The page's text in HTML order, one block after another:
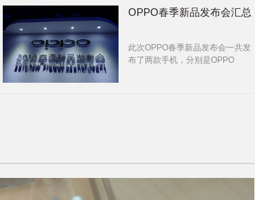
OPPO春季新品发布会汇总
此次OPPO春季新品发布会一共发
布了两款手机，分别是OPPO